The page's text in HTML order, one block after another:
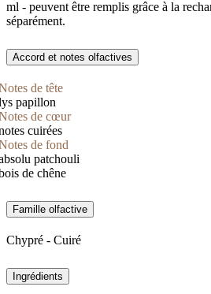
ml - peuvent être remplis grâce à la
séparément.
Accord et notes olfactives
de tête
papillon
de cœur
cuirées
de fond
patchouli
de chêne
Famille olfactive
Chypré - Cuiré
Ingrédients